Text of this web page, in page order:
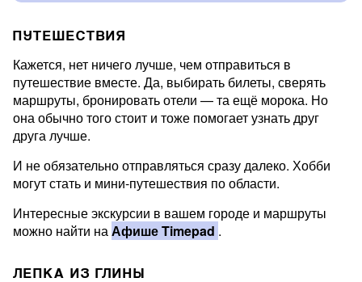
ПУТЕШЕСТВИЯ
Кажется, нет ничего лучше, чем отправиться в
путешествие вместе. Да, выбирать билеты, сверять
маршруты, бронировать отели — та ещё морока. Но
она обычно того стоит и тоже помогает узнать друг
друга лучше.
И не обязательно отправляться сразу далеко. Хобби
могут стать и мини-путешествия по области.
Интересные экскурсии в вашем городе и маршруты
можно найти наАфише Timepad .
ЛЕПКА ИЗ ГЛИНЫ